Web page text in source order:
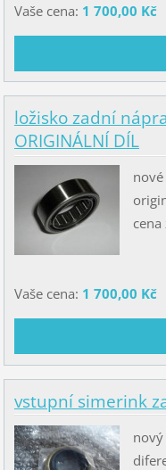
Vaše cena: 1 700,00 Kč
ložisko zadní
ORIGINÁLNÍ DÍL
cena
Vaše cena: 1 700,00 Kč
vstupní simerink